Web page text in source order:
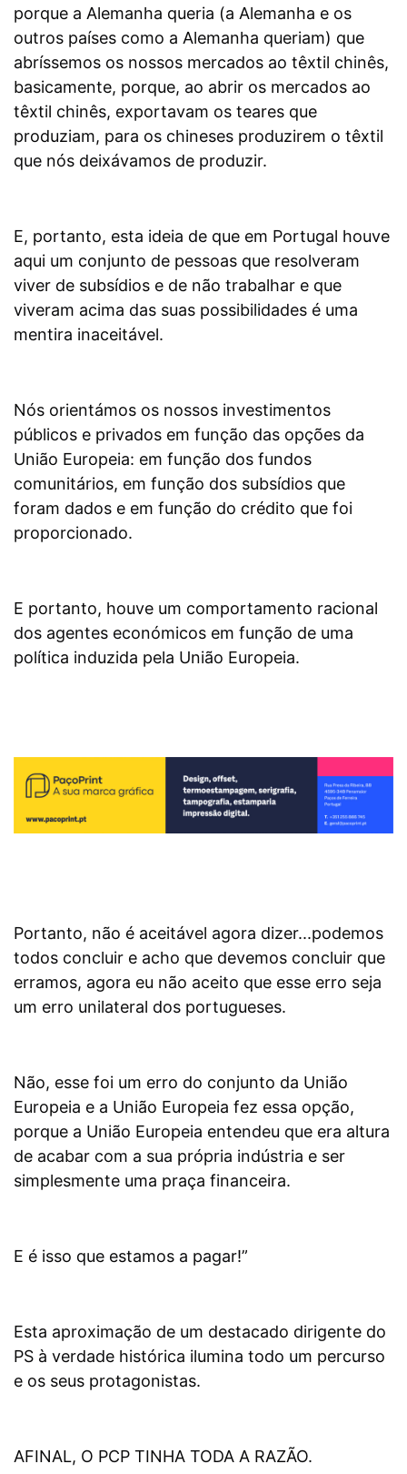
porque a Alemanha queria (a Alemanha e os
outros países como a Alemanha queriam) que
abríssemos os nossos mercados ao têxtil chinês,
basicamente, porque, ao abrir os mercados ao
têxtil chinês, exportavam os teares que
produziam, para os chineses produzirem o têxtil
que nós deixávamos de produzir.
E, portanto, esta ideia de que em Portugal houve
aqui um conjunto de pessoas que resolveram
viver de subsídios e de não trabalhar e que
viveram acima das suas possibilidades é uma
mentira inaceitável.
Nós orientámos os nossos investimentos
públicos e privados em função das opções da
União Europeia: em função dos fundos
comunitários, em função dos subsídios que
foram dados e em função do crédito que foi
proporcionado.
E portanto, houve um comportamento racional
dos agentes económicos em função de uma
política induzida pela União Europeia.
Portanto, não é aceitável agora dizer...podemos
todos concluir e acho que devemos concluir que
erramos, agora eu não aceito que esse erro seja
um erro unilateral dos portugueses.
Não, esse foi um erro do conjunto da União
Europeia e a União Europeia fez essa opção,
porque a União Europeia entendeu que era altura
de acabar com a sua própria indústria e ser
simplesmente uma praça financeira.
E é isso que estamos a pagar!”
Esta aproximação de um destacado dirigente do
PS à verdade histórica ilumina todo um percurso
e os seus protagonistas.
AFINAL, O PCP TINHA TODA A RAZÃO.